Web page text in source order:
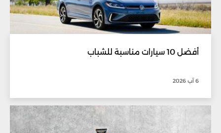
أفضل 10 سيارات مناسبة للشباب
6 آب 2026